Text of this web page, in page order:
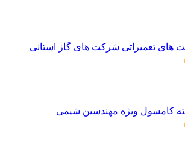
تعمیراتی شرکت های گاز استانی
ویژه مهندسین شیمی